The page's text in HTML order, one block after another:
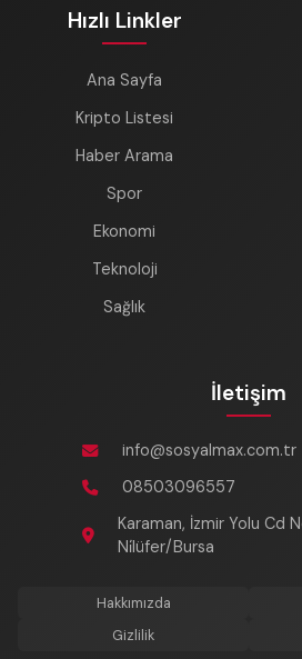
Hızlı Linkler
Ana Sayfa
Kripto Listesi
Haber Arama
Spor
Ekonomi
Teknoloji
Sağlık
İletişim
info@sosyalmax.com.tr
08503096557
Karaman, İzmir Yolu Cd
Ni̇lüfer/Bursa
Hakkımızda
Gizlilik